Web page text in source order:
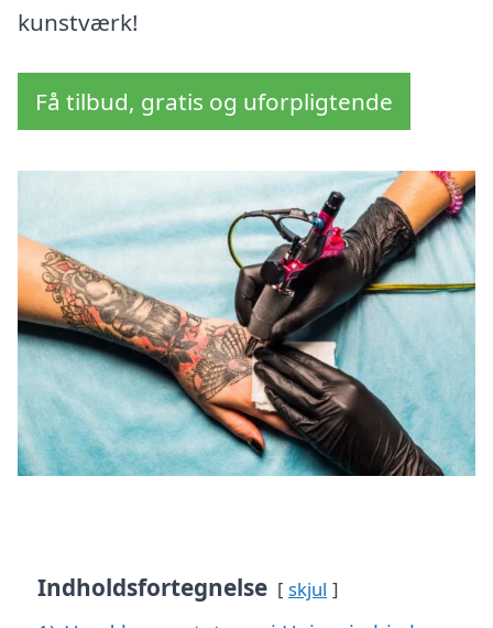
kunstværk!
Få tilbud, gratis og uforpligtende
Indholdsfortegnelse skjul